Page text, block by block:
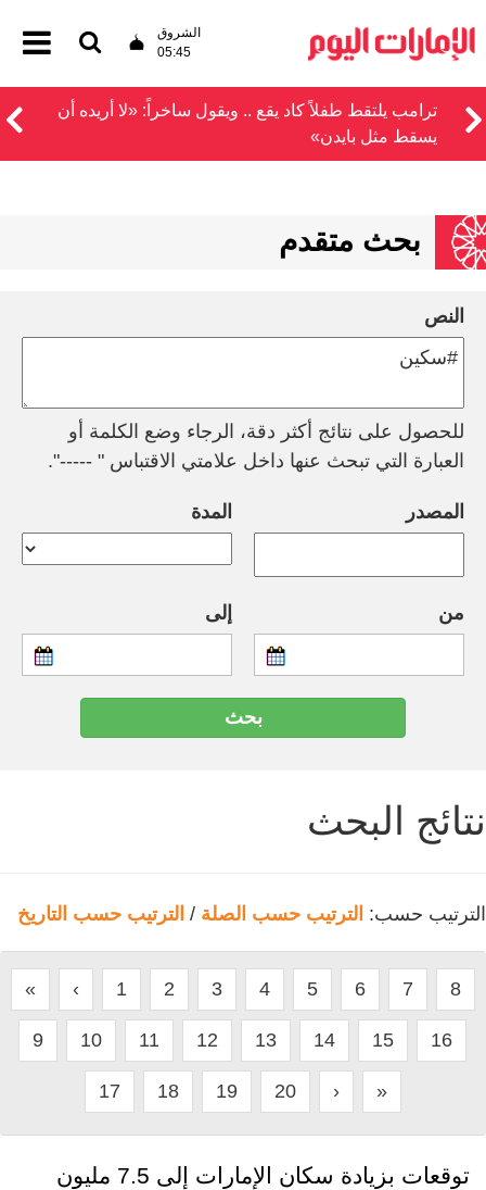
الشروق
05:45
ترامب يلتقط طفلاً كاد يقع .. ويقول ساخراً: «لا أريده أن
يسقط مثل بايدن»
بحث متقدم
النص
للحصول على نتائج أكثر دقة، الرجاء وضع الكلمة أو
العبارة التي تبحث عنها داخل علامتي الاقتباس " -----".
المصدر المدة
من إلى
نتائج البحث
الترتيب حسب: الترتيب حسب الصلة / الترتيب حسب التاريخ
« ‹ 1 2 3 4 5 6 7 8
9 10 11 12 13 14 15 16
17 18 19 20 › »
توقعات بزيادة سكان الإمارات إلى 7.5 مليون